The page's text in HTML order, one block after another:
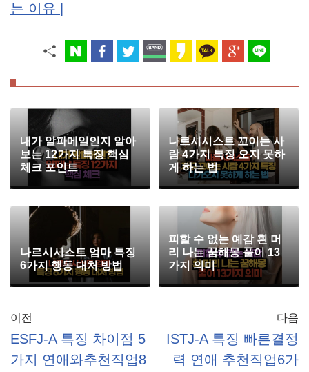
는 이유 |
내가 알파메일인지 알아
보는 12가지 특징 핵심
체크 포인트
나르시시스트 꼬이는 사
람 4가지 특징 오지 못하
게 하는 법
나르시시스트 엄마 특징
6가지 행동 대처 방법
피할 수 없는 예감 흰 머
리 나는 꿈해몽 풀이 13
가지 의미
이전
ESFJ-A 특징 차이점 5
가지 연애와추천직업8
다음
ISTJ-A 특징 빠른결정
력 연애 추천직업6가